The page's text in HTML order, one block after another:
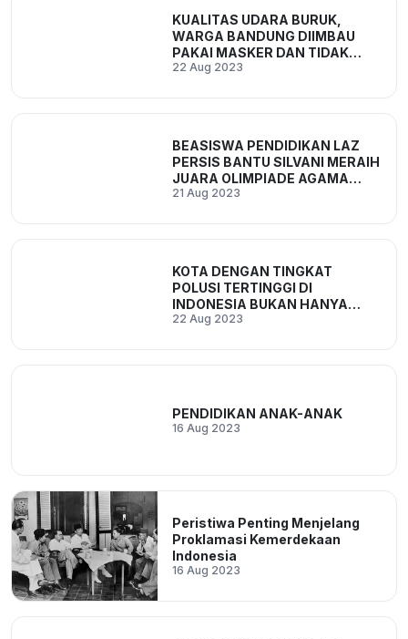
KUALITAS UDARA BURUK,
WARGA BANDUNG DIIMBAU
PAKAI MASKER DAN TIDAK
BAKAR SAMPAH
22 Aug 2023
BEASISWA PENDIDIKAN LAZ
PERSIS BANTU SILVANI MERAIH
JUARA OLIMPIADE AGAMA
ISLAM
21 Aug 2023
KOTA DENGAN TINGKAT
POLUSI TERTINGGI DI
INDONESIA BUKAN HANYA
JAKARTA
22 Aug 2023
PENDIDIKAN ANAK-ANAK
16 Aug 2023
Peristiwa Penting Menjelang
Proklamasi Kemerdekaan
Indonesia
16 Aug 2023